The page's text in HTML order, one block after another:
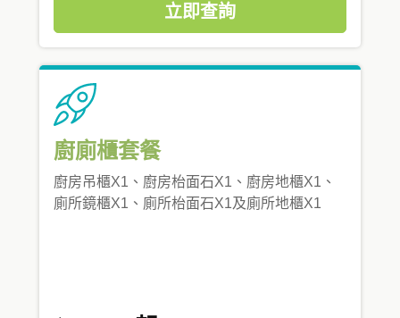
立即查詢
廚廁櫃套餐
廚房吊櫃X1、廚房枱面石X1、廚房地櫃X1、
廁所鏡櫃X1、廁所枱面石X1及廁所地櫃X1